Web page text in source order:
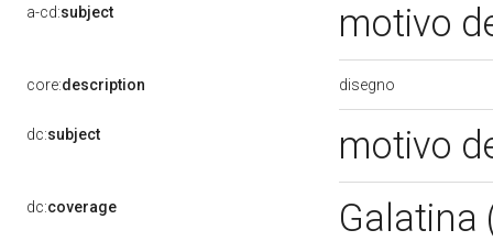
a-cd:subject motivo
core:description disegno
dc:subject motivo
dc:coverage Galatina